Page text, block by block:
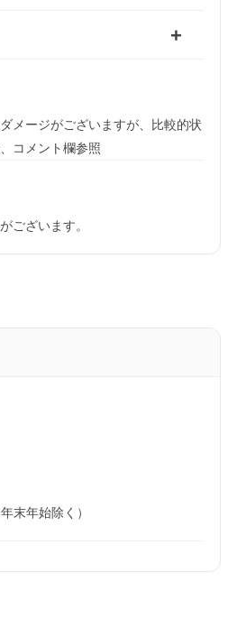
メージがございますが、比較的状
コメント欄参照
ございます。
末年始除く）